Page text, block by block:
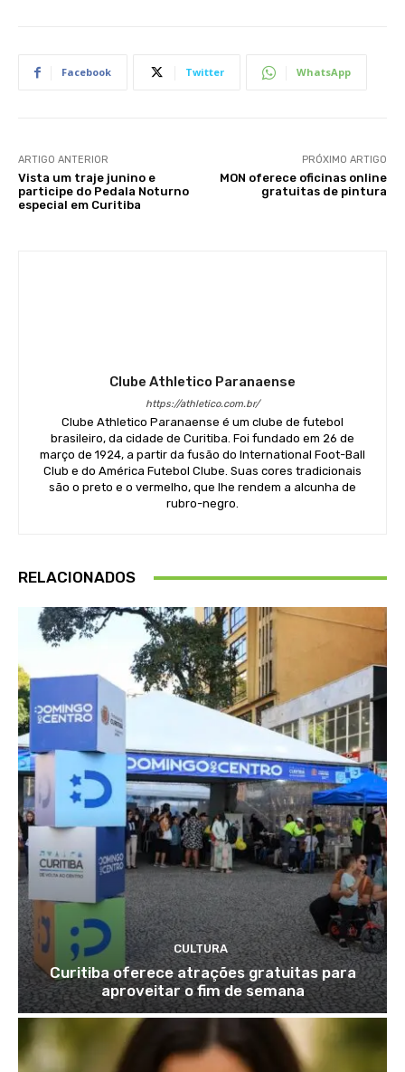
Facebook Twitter WhatsApp
ARTIGO ANTERIOR
Vista um traje junino e
participe do Pedala Noturno
especial em Curitiba
PRÓXIMO ARTIGO
MON oferece oficinas online
gratuitas de pintura
Clube Athletico Paranaense
https://athletico.com.br/
Clube Athletico Paranaense é um clube de futebol
brasileiro, da cidade de Curitiba. Foi fundado em 26 de
março de 1924, a partir da fusão do International Foot-Ball
Club e do América Futebol Clube. Suas cores tradicionais
são o preto e o vermelho, que lhe rendem a alcunha de
rubro-negro.
RELACIONADOS
CULTURA
Curitiba oferece atrações gratuitas para
aproveitar o fim de semana